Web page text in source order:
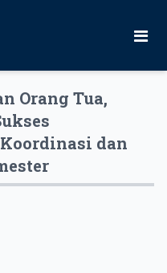
Orang Tua,
dan